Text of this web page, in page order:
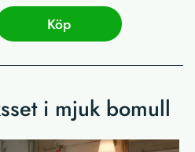
Köp
i mjuk bomull